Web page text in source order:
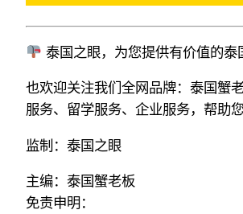
泰国之眼，为您提供有价值的泰
也欢迎关注我们全网品牌：泰国蟹
服务、留学服务、企业服务，帮助
监制：泰国之眼
主编：泰国蟹老板
免责申明：